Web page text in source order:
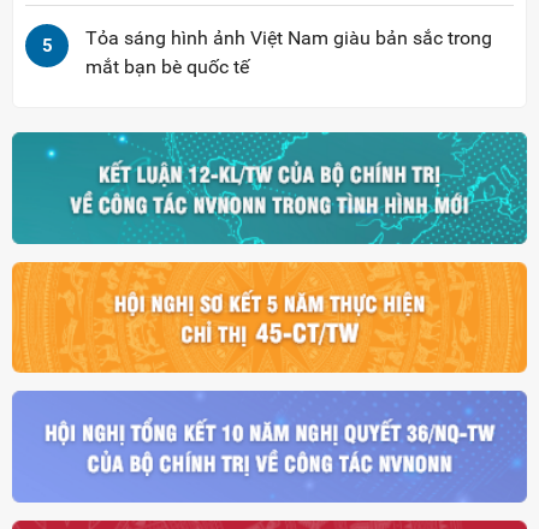
5
Tỏa sáng hình ảnh Việt Nam giàu bản sắc trong
mắt bạn bè quốc tế